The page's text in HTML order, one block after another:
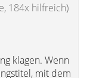
184x hilfreich)
klagen. Wenn
mit dem